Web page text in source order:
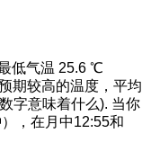
低气温 25.6 ℃
期较高的温度，平均
字意味着什么). 当你
，在月中12:55和